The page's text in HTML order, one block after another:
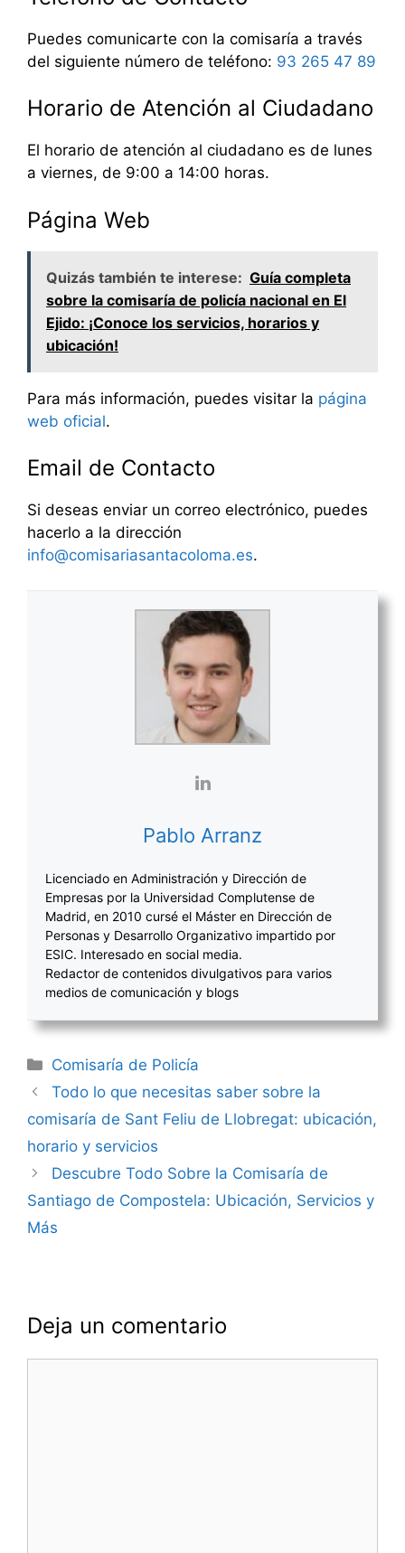
Puedes comunicarte con la comisaría a través
del siguiente número de teléfono: 93 265 47 89
Horario de Atención al Ciudadano
El horario de atención al ciudadano es de lunes
a viernes, de 9:00 a 14:00 horas.
Página Web
Quizás también te interese: Guía completa
sobre la comisaría de policía nacional en El
Ejido: ¡Conoce los servicios, horarios y
ubicación!
Para más información, puedes visitar la página
web oficial.
Email de Contacto
Si deseas enviar un correo electrónico, puedes
hacerlo a la dirección
info@comisariasantacoloma.es.
Pablo Arranz
Licenciado en Administración y Dirección de
Empresas por la Universidad Complutense de
Madrid, en 2010 cursé el Máster en Dirección de
Personas y Desarrollo Organizativo impartido por
ESIC. Interesado en social media.
Redactor de contenidos divulgativos para varios
medios de comunicación y blogs
Categorías
Comisaría de Policía
Navegación
Todo lo que necesitas saber sobre la
comisaría de Sant Feliu de Llobregat: ubicación,
horario y servicios
Descubre Todo Sobre la Comisaría de
Santiago de Compostela: Ubicación, Servicios y
Más
Deja un comentario